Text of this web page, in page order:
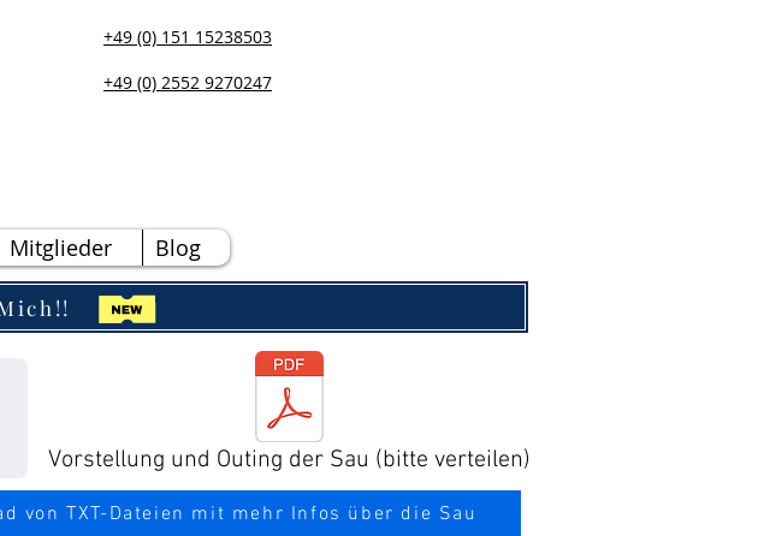
+49 (0) 151 15238503
+49 (0) 2552 9270247
Mitglieder Blog
Vorstellung und Outing der Sau (bitte verteilen)
von TXT-Dateien mit mehr Infos über die Sau